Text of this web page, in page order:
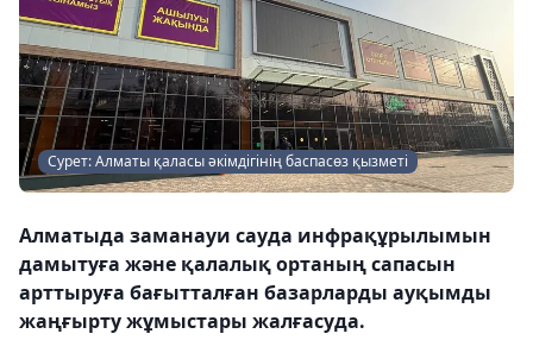
Сурет: Алматы қаласы әкімдігінің баспасөз қызметі
Алматыда заманауи сауда инфрақұрылымын
дамытуға және қалалық ортаның сапасын
арттыруға бағытталған базарларды ауқымды
жаңғырту жұмыстары жалғасуда.